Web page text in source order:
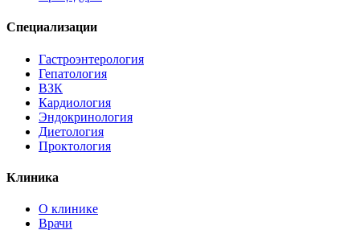
Специализации
Гастроэнтерология
Гепатология
ВЗК
Кардиология
Эндокринология
Диетология
Проктология
Клиника
О клинике
Врачи